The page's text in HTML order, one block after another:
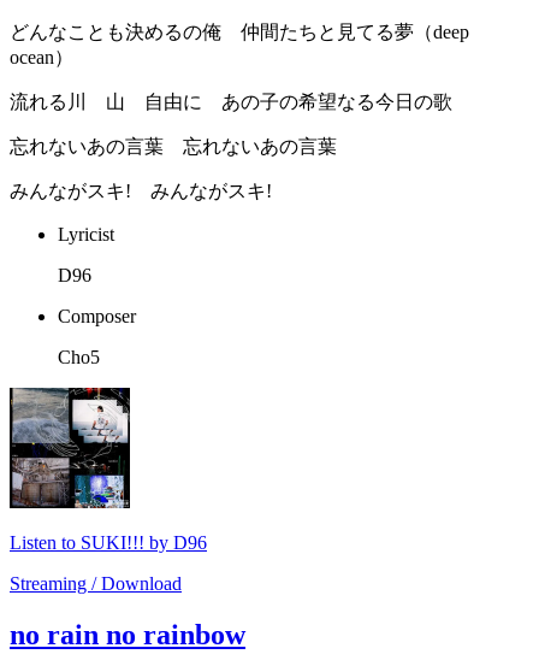
どんなことも決めるの俺 仲間たちと見てる夢（deep
ocean）
流れる川 山 自由に あの子の希望なる今日の歌
忘れないあの言葉 忘れないあの言葉
みんながスキ! みんながスキ!
Lyricist
D96
Composer
Cho5
Listen to SUKI!!! by D96
Streaming / Download
no rain no rainbow